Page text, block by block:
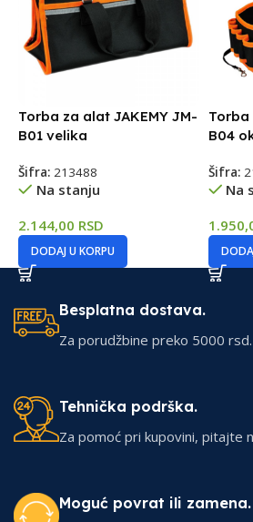
Torba za alat JAKEMY JM-
B01 velika
Šifra: 213488
Na stanju
2.144,00 RSD
DODAJ U KORPU
Torba
B04
Šifra:
Na
Besplatna dostava.
Za porudžbine preko 5000 rsd.
Tehnička podrška.
Za pomoć pri kupovini, pitajte
Moguć povrat ili zamena.